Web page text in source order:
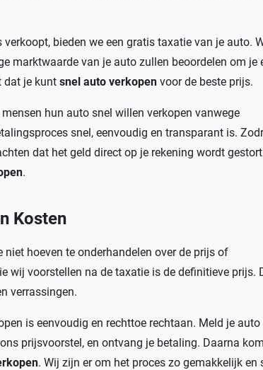
bieden we een gratis taxatie van je auto.
marktwaarde van je auto zullen beoordelen om je
dat je kunt snel auto verkopen voor de beste prijs.
hun auto snel willen verkopen vanwege
snel, eenvoudig en transparant is.
dat het geld direct op je rekening wordt
.
Kosten
hoeven te onderhandelen over de prijs of
wij voorstellen na de taxatie is de definitieve prijs.
verrassingen.
is eenvoudig en rechttoe rechtaan. Meld je auto
prijsvoorstel, en ontvang je betaling. Daarna
. Wij zijn er om het proces zo gemakkelijk en